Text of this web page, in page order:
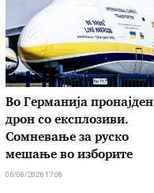
Во Германија пронајден
дрон со експлозиви.
Сомневање за руско
мешање во изборите
06/08/2026 17:08